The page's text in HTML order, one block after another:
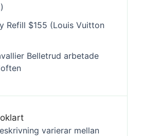
Refill $155 (Louis Vuitton
Belletrud arbetade
varierar mellan